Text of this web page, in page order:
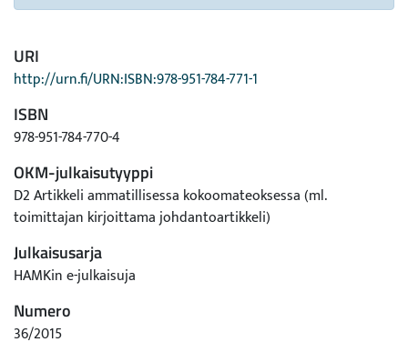
URI
http://urn.fi/URN:ISBN:978-951-784-771-1
ISBN
978-951-784-770-4
OKM-julkaisutyyppi
D2 Artikkeli ammatillisessa kokoomateoksessa (ml.
toimittajan kirjoittama johdantoartikkeli)
Julkaisusarja
HAMKin e-julkaisuja
Numero
36/2015